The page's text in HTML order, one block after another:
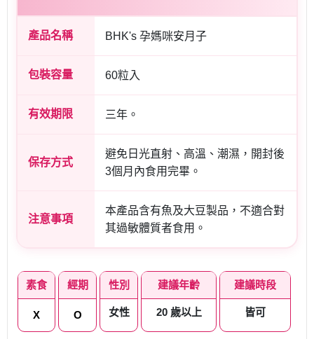
產品名稱 BHK's 孕媽咪安月子
包裝容量 60粒入
有效期限 三年。
保存方式
避免日光直射、高溫、潮濕，開封後
3個月內食用完畢。
注意事項
本產品含有魚及大豆製品，不適合對
其過敏體質者食用。
素食
X
經期
O
性別
女性
建議年齡
20 歲以上
建議時段
皆可